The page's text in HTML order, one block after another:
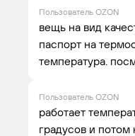
Пользователь OZON
вещь на вид
паспорт на
температура.
Пользователь OZON
работает
градусов и